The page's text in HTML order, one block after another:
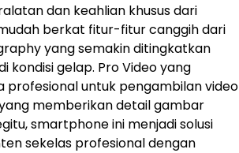
dan keahlian khusus dari
berkat fitur-fitur canggih dari
yang semakin ditingkatkan
kondisi gelap. Pro Video yang
untuk pengambilan video
memberikan detail gambar
smartphone ini menjadi solusi
sekelas profesional dengan